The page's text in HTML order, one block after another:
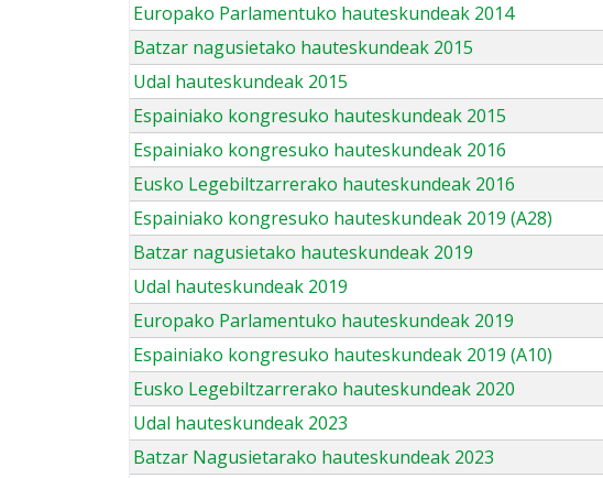
Europako Parlamentuko hauteskundeak 2014
Batzar nagusietako hauteskundeak 2015
Udal hauteskundeak 2015
Espainiako kongresuko hauteskundeak 2015
Espainiako kongresuko hauteskundeak 2016
Eusko Legebiltzarrerako hauteskundeak 2016
Espainiako kongresuko hauteskundeak 2019 (A28)
Batzar nagusietako hauteskundeak 2019
Udal hauteskundeak 2019
Europako Parlamentuko hauteskundeak 2019
Espainiako kongresuko hauteskundeak 2019 (A10)
Eusko Legebiltzarrerako hauteskundeak 2020
Udal hauteskundeak 2023
Batzar Nagusietarako hauteskundeak 2023